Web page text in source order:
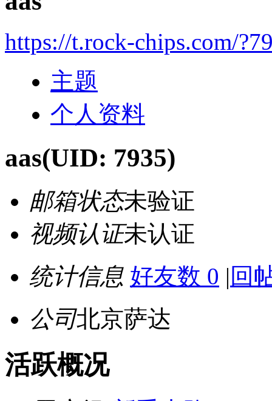
https://t.rock-chips.com/
主题
个人资料
aas(UID: 7935)
邮箱状态未验证
视频认证未认证
统计信息 好友数 0 | 回
公司北京萨达
活跃概况